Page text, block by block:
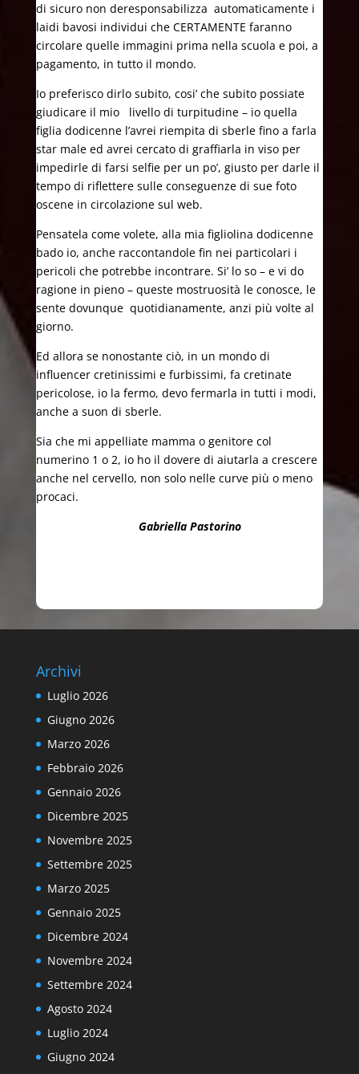
di sicuro non deresponsabilizza automaticamente i
laidi bavosi individui che CERTAMENTE faranno
circolare quelle immagini prima nella scuola e poi, a
pagamento, in tutto il mondo.
Io preferisco dirlo subito, cosi’ che subito possiate
giudicare il mio livello di turpitudine – io quella
figlia dodicenne l’avrei riempita di sberle fino a farla
star male ed avrei cercato di graffiarla in viso per
impedirle di farsi selfie per un po’, giusto per darle il
tempo di riflettere sulle conseguenze di sue foto
oscene in circolazione sul web.
Pensatela come volete, alla mia figliolina dodicenne
bado io, anche raccontandole fin nei particolari i
pericoli che potrebbe incontrare. Si’ lo so – e vi do
ragione in pieno – queste mostruosità le conosce, le
sente dovunque quotidianamente, anzi più volte al
giorno.
Ed allora se nonostante ciò, in un mondo di
influencer cretinissimi e furbissimi, fa cretinate
pericolose, io la fermo, devo fermarla in tutti i modi,
anche a suon di sberle.
Sia che mi appelliate mamma o genitore col
numerino 1 o 2, io ho il dovere di aiutarla a crescere
anche nel cervello, non solo nelle curve più o meno
procaci.
Gabriella Pastorino
Archivi
Luglio 2026
Giugno 2026
Marzo 2026
Febbraio 2026
Gennaio 2026
Dicembre 2025
Novembre 2025
Settembre 2025
Marzo 2025
Gennaio 2025
Dicembre 2024
Novembre 2024
Settembre 2024
Agosto 2024
Luglio 2024
Giugno 2024